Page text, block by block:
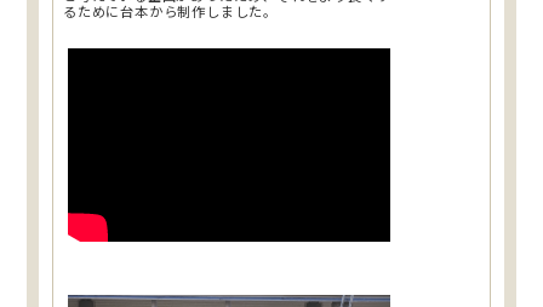
るために台本から制作しました。